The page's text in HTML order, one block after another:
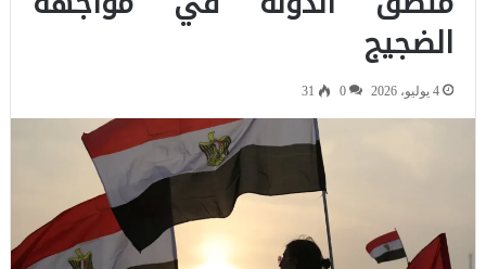
الضجيج
4 يوليو، 2026 0
31